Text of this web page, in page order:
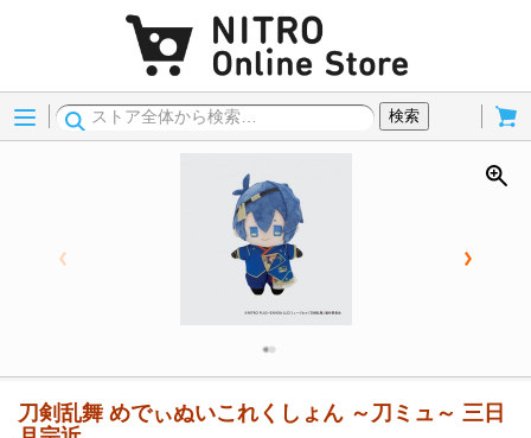
Menu
検索
刀剣乱舞 めでぃぬいこれくしょん ～刀ミュ～ 三日